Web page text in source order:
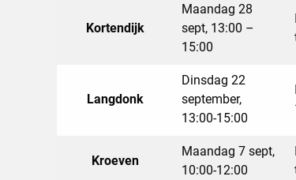
Kortendijk
Maandag 28
sept, 13:00 –
15:00
Langdonk
Dinsdag 22
september,
13:00-15:00
Kroeven
Maandag 7 sept,
10:00-12:00